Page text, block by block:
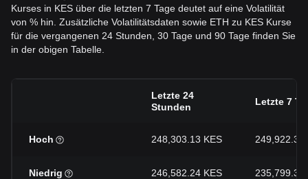
Kurses in KES über die letzten 7 Tage deutet auf eine Volatilität
von % hin. Zusätzliche Volatilitätsdaten sowie ETH zu KES Kurse
für die vergangenen 24 Stunden, 30 Tage und 90 Tage finden Sie
in der obigen Tabelle.
Letzte 24
Stunden
Letzte 7
Hoch 248,303.13 KES 249,922.39
Niedrig 246,582.24 KES 235,799.3